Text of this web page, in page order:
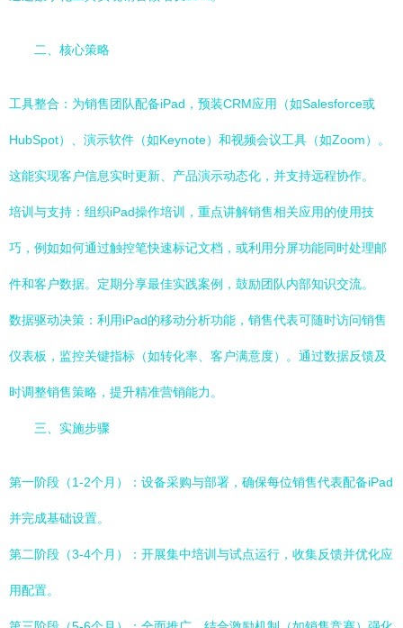
二、核心策略
工具整合：为销售团队配备iPad，预装CRM应用（如Salesforce或
HubSpot）、演示软件（如Keynote）和视频会议工具（如Zoom）。
这能实现客户信息实时更新、产品演示动态化，并支持远程协作。
培训与支持：组织iPad操作培训，重点讲解销售相关应用的使用技
巧，例如如何通过触控笔快速标记文档，或利用分屏功能同时处理邮
件和客户数据。定期分享最佳实践案例，鼓励团队内部知识交流。
数据驱动决策：利用iPad的移动分析功能，销售代表可随时访问销售
仪表板，监控关键指标（如转化率、客户满意度）。通过数据反馈及
时调整销售策略，提升精准营销能力。
三、实施步骤
第一阶段（1-2个月）：设备采购与部署，确保每位销售代表配备iPad
并完成基础设置。
第二阶段（3-4个月）：开展集中培训与试点运行，收集反馈并优化应
用配置。